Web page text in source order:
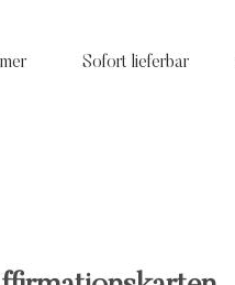
Sofort lieferbar